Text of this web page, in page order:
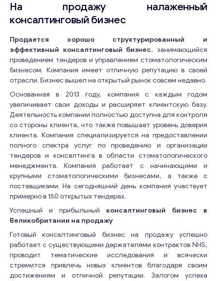
На продажу налаженный
консалтинговый бизнес
Продается хорошо структурированный и
эффективный консалтинговый бизнес, занимающийся
проведением тендеров и управлением стоматологическим
бизнесом. Компания имеет отличную репутацию в своей
отрасли. Бизнес вышел на открытый рынок совсем недавно.
Основанная в 2013 году, компания с каждым годом
увеличивает свои доходы и расширяет клиентскую базу.
Деятельность компании полностью доступна для контроля
со стороны клиента, что также повышает уровень доверия
клиента. Компания специализируется на предоставлении
полного спектра услуг по проведению и организации
тендеров и консалтинга в области стоматологического
менеджмента. Компания работает с начинающими и
крупными стоматологическими бизнесами, а также с
поставщиками. На сегодняшний день компания участвует
примерно в 150 открытых тендерах.
Успешный и прибыльный консалтинговый бизнес в
Великобритании на продажу
Готовый консалтинговый бизнес на продажу успешно
работает с существующими держателями контрактов NHS,
проводит тематические исследования и всячески
стремится привлечь новых клиентов благодаря своим
достижениям и отличной репутации. Залогом успеха